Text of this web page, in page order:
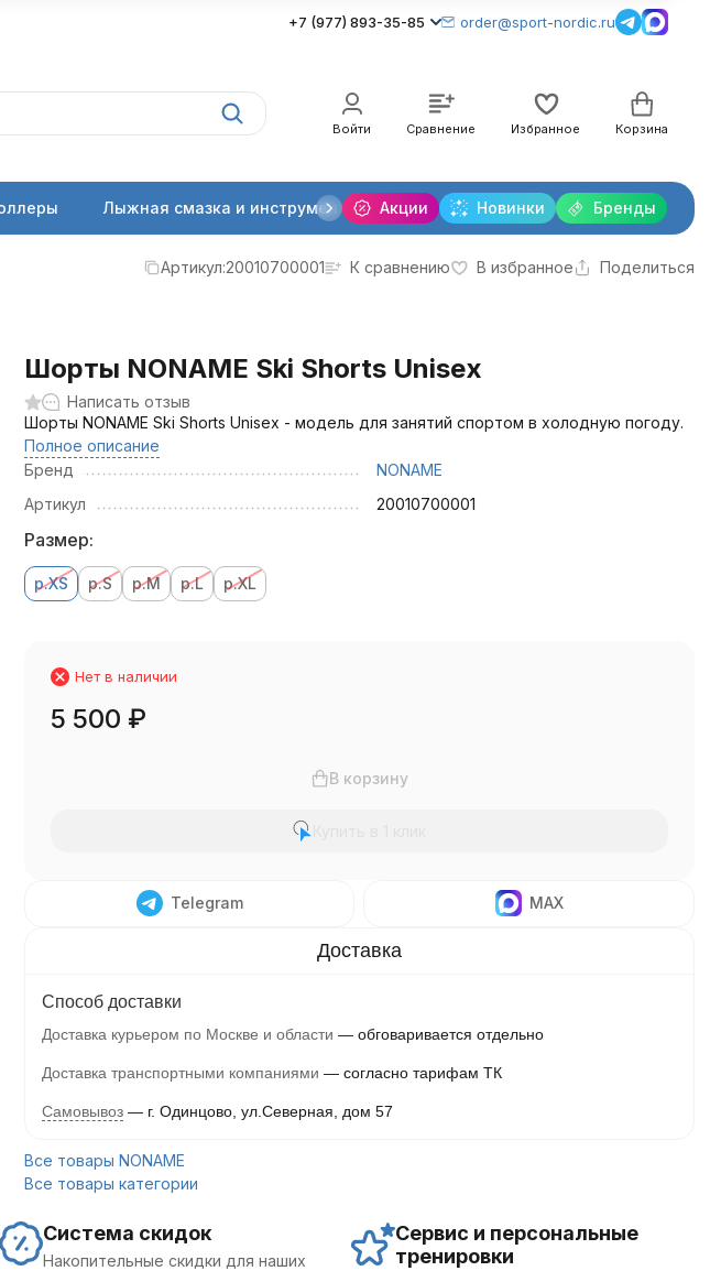
+7 (977) 893-35-85 order@sport-nordic.ru
Войти Сравнение Избранное Корзина
Акции Новинки Бренды
Лыжная смазка и инструменты Крепления лыжные Очки и линзы
Артикул:20010700001 К сравнению В избранное Поделиться
Шорты NONAME Ski Shorts Unisex
Написать отзыв
Шорты NONAME Ski Shorts Unisex - модель для занятий спортом в холодную погоду.
Полное описание
Бренд
NONAME
Артикул
20010700001
Размер:
р.XS р.S р.M р.L р.XL
Нет в наличии
5 500 ₽
В корзину
Telegram MAX
Способ доставки
Доставка курьером по Москве и области обговаривается отдельно
Доставка транспортными компаниями согласно тарифам ТК
Самовывоз г. Одинцово, ул.Северная, дом 57
Все товары NONAME
Все товары категории
Система скидок
Накопительные скидки для наших
Сервис и персональные
тренировки